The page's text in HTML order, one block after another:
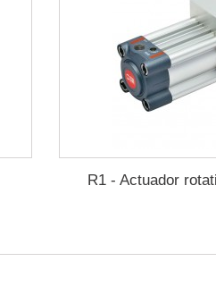
R1 - Actuador